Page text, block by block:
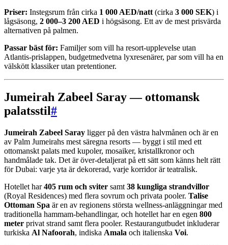
Priser: Instegsrum från cirka 1 000 AED/natt (cirka 3 000 SEK) i
lågsäsong, 2 000–3 200 AED i högsäsong. Ett av de mest prisvärda
alternativen på palmen.
Passar bäst för: Familjer som vill ha resort-upplevelse utan
Atlantis-prislappen, budgetmedvetna lyxresenärer, par som vill ha en
välskött klassiker utan pretentioner.
Jumeirah Zabeel Saray — ottomansk
palatsstil#
Jumeirah Zabeel Saray ligger på den västra halvmånen och är en
av Palm Jumeirahs mest säregna resorts — byggt i stil med ett
ottomanskt palats med kupoler, mosaiker, kristallkronor och
handmålade tak. Det är över-detaljerat på ett sätt som känns helt rätt
för Dubai: varje yta är dekorerad, varje korridor är teatralisk.
Hotellet har405 rum och sviter samt 38 kungliga strandvillor
(Royal Residences) med flera sovrum och privata pooler. Talise
Ottoman Spa är en av regionens största wellness-anläggningar med
traditionella hammam-behandlingar, och hotellet har en egen 800
meter privat strand samt flera pooler. Restaurangutbudet inkluderar
turkiska Al Nafoorah, indiska Amala och italienska Voi.